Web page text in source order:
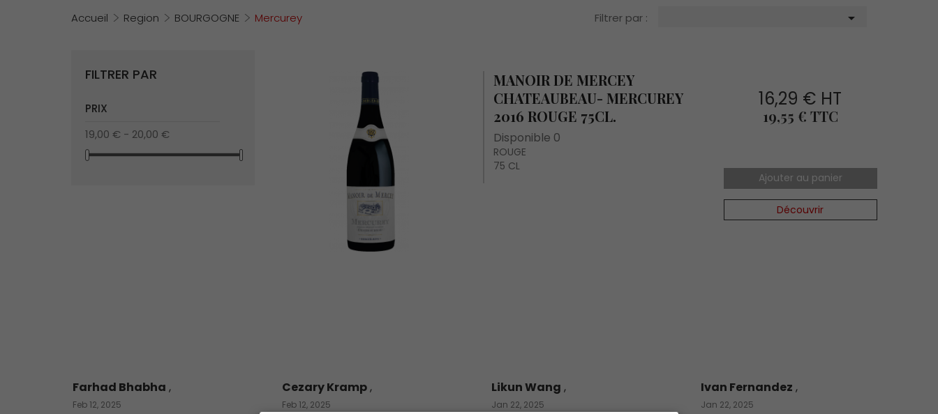
Accueil Region BOURGOGNE Mercurey
FILTRER PAR
PRIX
19,00 € - 20,00 €
Filtrer par : 
MANOIR DE MERCEY
CHATEAUBEAU- MERCUREY
2016 ROUGE 75CL.
Disponible 0
ROUGE
75 CL
16,29 € HT
Prix
19,55 € TTC
Ajouter au panier
Découvrir
Farhad Bhabha ,
Feb 12, 2025
Cezary Kramp,
Feb 12, 2025
Likun Wang ,
Jan 22, 2025
Ivan Fernandez ,
Jan 22, 2025